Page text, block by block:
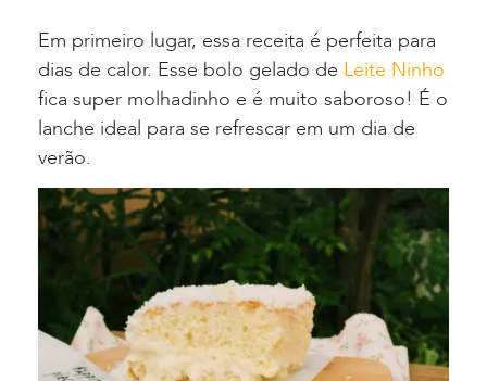
Em primeiro lugar, essa receita é perfeita para
dias de calor. Esse bolo gelado de Leite Ninho
fica super molhadinho e é muito saboroso! É o
lanche ideal para se refrescar em um dia de
verão.